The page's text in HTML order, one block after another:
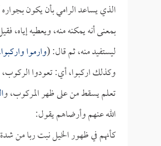
الذي يساعد الرامي بأن يكون
بمعنى أنه يمكنه منه، ويعطيه إياه،
ليستفيد منه، ثم قال: (وارموا
وكذلك اركبوا، أي: تعودوا الركوب،
تعلم يسقط من على ظهر المركوب، و
الله عنهم وأرضاهم يقول:
كأنهم في ظهور الخيل نبت ربا من